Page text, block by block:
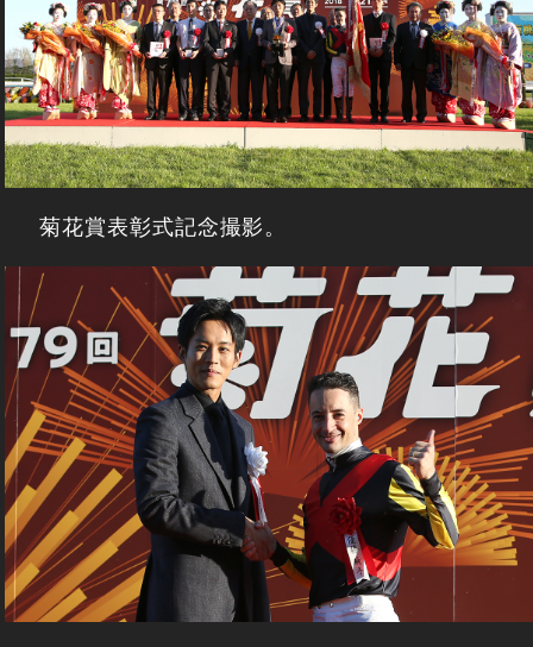
菊花賞表彰式記念撮影。